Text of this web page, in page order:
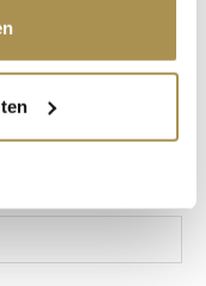
Lage
genau sein
Daten